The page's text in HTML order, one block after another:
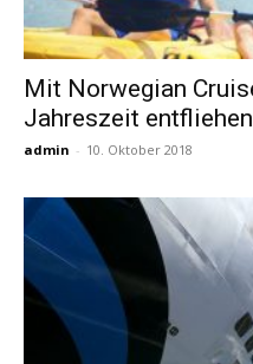
Mit Norwegian
Jahreszeit entfliehen
admin - 10. Oktober 2018